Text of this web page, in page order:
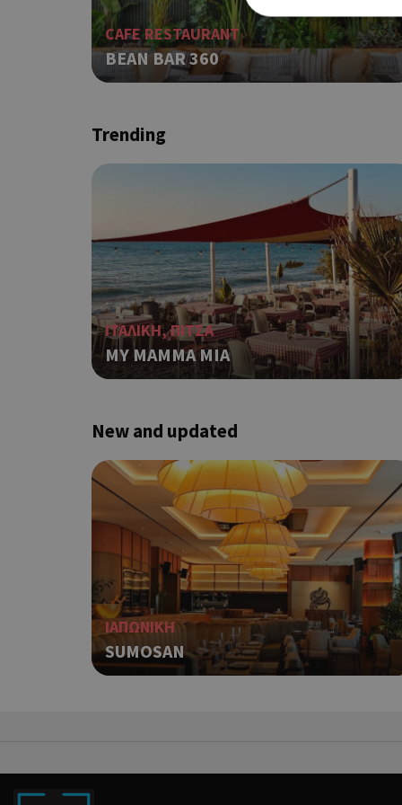
CAFE RESTAURANT
BEAN BAR 360
Trending
ΙΤΑΛΙΚΗ, ΠΙΤΣΑ
MY MAMMA MIA
New and updated
ΙΑΠΩΝΙΚΗ
SUMOSAN
Τα απολύτως
G_ENABLED_IDPS
PHPSESSID
takeOverCookie
LangCookie